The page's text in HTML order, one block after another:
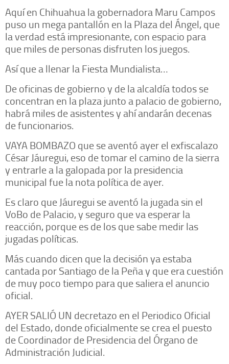
Aquí en Chihuahua la gobernadora Maru Campos
puso un mega pantallón en la Plaza del Ángel, que
la verdad está impresionante, con espacio para
que miles de personas disfruten los juegos.
Así que a llenar la Fiesta Mundialista…
De oficinas de gobierno y de la alcaldía todos se
concentran en la plaza junto a palacio de gobierno,
habrá miles de asistentes y ahí andarán decenas
de funcionarios.
VAYA BOMBAZO que se aventó ayer el exfiscalazo
César Jáuregui, eso de tomar el camino de la sierra
y entrarle a la galopada por la presidencia
municipal fue la nota política de ayer.
Es claro que Jáuregui se aventó la jugada sin el
VoBo de Palacio, y seguro que va esperar la
reacción, porque es de los que sabe medir las
jugadas políticas.
Más cuando dicen que la decisión ya estaba
cantada por Santiago de la Peña y que era cuestión
de muy poco tiempo para que saliera el anuncio
oficial.
AYER SALIÓ UN decretazo en el Periodico Oficial
del Estado, donde oficialmente se crea el puesto
de Coordinador de Presidencia del Órgano de
Administración Judicial.